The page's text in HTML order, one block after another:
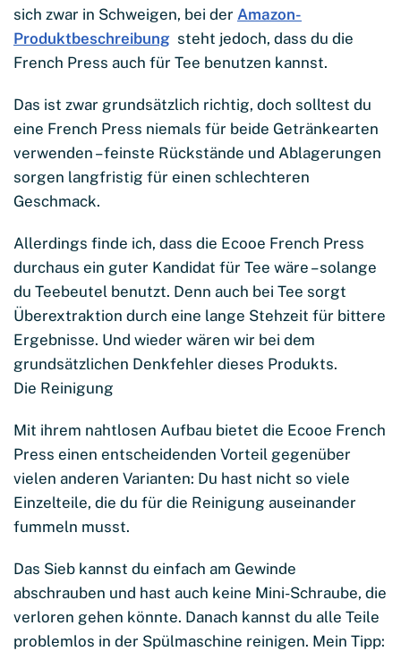
sich zwar in Schweigen, bei der Amazon-
Produktbeschreibung steht jedoch, dass du die
French Press auch für Tee benutzen kannst.
Das ist zwar grundsätzlich richtig, doch solltest du
eine French Press niemals für beide Getränkearten
verwenden – feinste Rückstände und Ablagerungen
sorgen langfristig für einen schlechteren
Geschmack.
Allerdings finde ich, dass die Ecooe French Press
durchaus ein guter Kandidat für Tee wäre – solange
du Teebeutel benutzt. Denn auch bei Tee sorgt
Überextraktion durch eine lange Stehzeit für bittere
Ergebnisse. Und wieder wären wir bei dem
grundsätzlichen Denkfehler dieses Produkts.
Die Reinigung
Mit ihrem nahtlosen Aufbau bietet die Ecooe French
Press einen entscheidenden Vorteil gegenüber
vielen anderen Varianten: Du hast nicht so viele
Einzelteile, die du für die Reinigung auseinander
fummeln musst.
Das Sieb kannst du einfach am Gewinde
abschrauben und hast auch keine Mini-Schraube, die
verloren gehen könnte. Danach kannst du alle Teile
problemlos in der Spülmaschine reinigen. Mein Tipp: